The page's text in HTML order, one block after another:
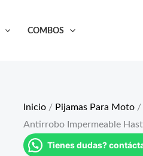
COMBOS
Inicio / Pijamas Para Moto /
Antirrobo Impermeable
Tienes dudas?